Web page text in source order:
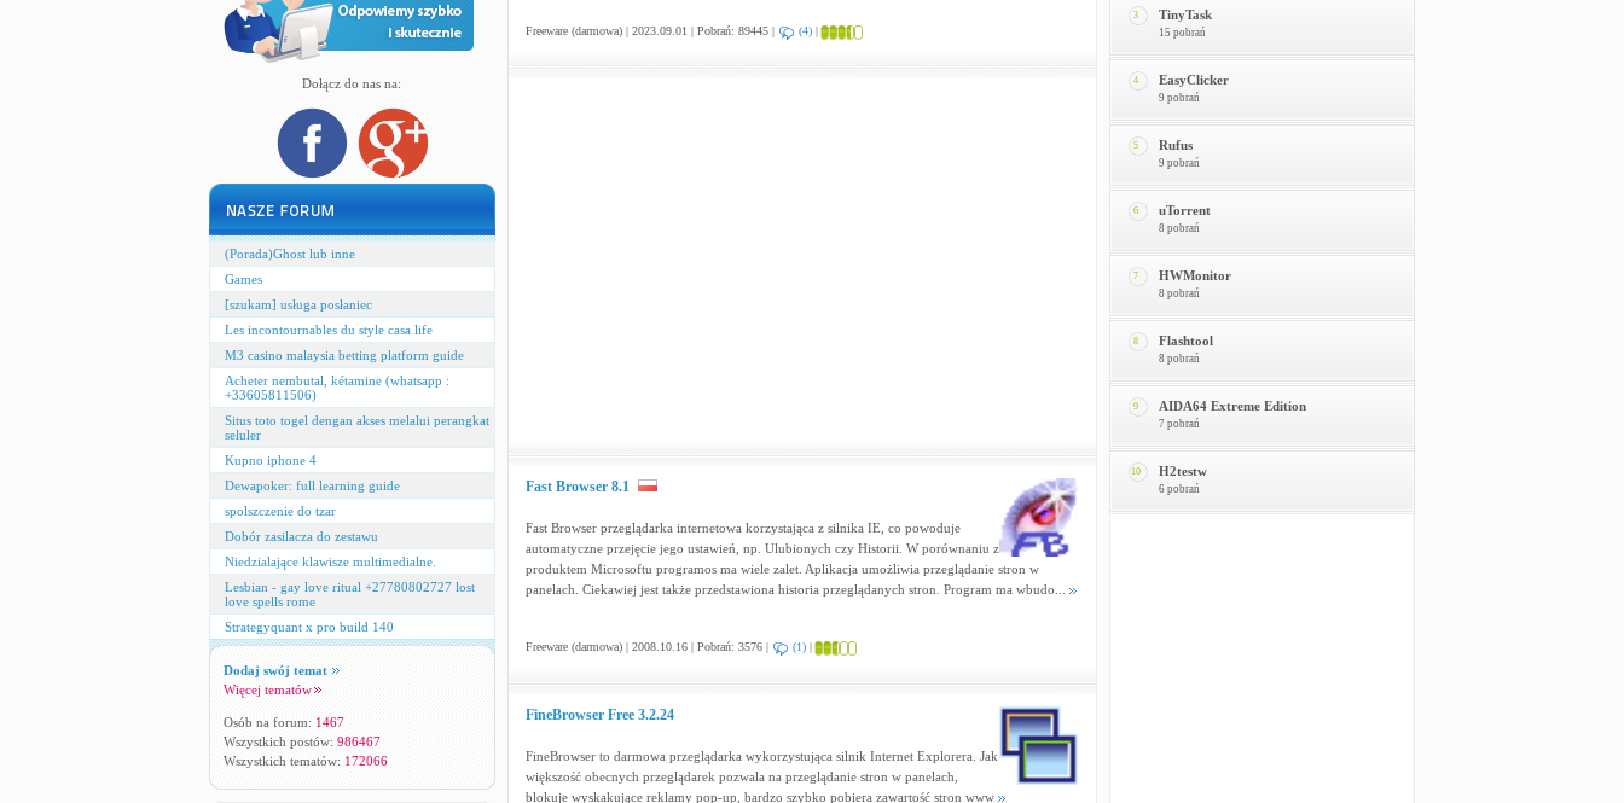
Dołącz do nas na:
(Porada)Ghost lub inne
Games
[szukam] usługa posłaniec
Les incontournables du style casa life
M3 casino malaysia betting platform guide
Acheter nembutal, kétamine (whatsapp :
+33605811506)
Situs toto togel dengan akses melalui perangkat
seluler
Kupno iphone 4
Dewapoker: full learning guide
spolszczenie do tzar
Dobór zasilacza do zestawu
Niedzialające klawisze multimedialne.
Lesbian - gay love ritual +27780802727 lost
love spells rome
Strategyquant x pro build 140
Dodaj swój temat
Więcej tematów
Osób na forum: 1467
Wszystkich postów: 986467
Wszystkich tematów: 172066
Freeware (darmowa) | 2023.09.01 | Pobrań: 89445 | (4)|
Fast Browser 8.1
Fast Browser przeglądarka internetowa korzystająca z silnika IE, co powoduje
automatyczne przejęcie jego ustawień, np. Ulubionych czy Historii. W porównaniu z
produktem Microsoftu programos ma wiele zalet. Aplikacja umożliwia przeglądanie stron w
panelach. Ciekawiej jest także przedstawiona historia przeglądanych stron. Program ma wbudo...
Freeware (darmowa) | 2008.10.16 | Pobrań: 3576 | (1)|
FineBrowser Free 3.2.24
FineBrowser to darmowa przeglądarka wykorzystująca silnik Internet Explorera. Jak
większość obecnych przeglądarek pozwala na przeglądanie stron w panelach,
blokuje wyskakujące reklamy pop-up, bardzo szybko pobiera zawartość stron www
3 TinyTask
15 pobrań
4 EasyClicker
9 pobrań
5 Rufus
9 pobrań
6 uTorrent
8 pobrań
7 HWMonitor
8 pobrań
8 Flashtool
8 pobrań
9 AIDA64 Extreme Edition
7 pobrań
10 H2testw
6 pobrań